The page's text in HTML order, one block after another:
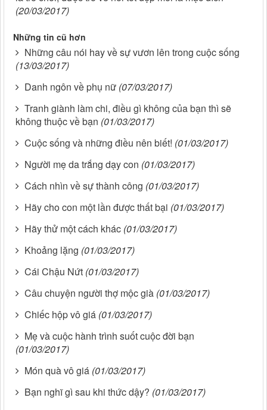
(20/03/2017)
Những tin cũ hơn
Những câu nói hay về sự vươn lên trong cuộc sống
(13/03/2017)
Danh ngôn về phụ nữ (07/03/2017)
Tranh giành làm chi, điều gì không của bạn thì sẽ
không thuộc về bạn (01/03/2017)
Cuộc sống và những điều nên biết! (01/03/2017)
Người mẹ da trắng dạy con (01/03/2017)
Cách nhìn về sự thành công (01/03/2017)
Hãy cho con một lần được thất bại (01/03/2017)
Hãy thử một cách khác (01/03/2017)
Khoảng lặng (01/03/2017)
Cái Chậu Nứt (01/03/2017)
Câu chuyện người thợ mộc già (01/03/2017)
Chiếc hộp vô giá (01/03/2017)
Mẹ và cuộc hành trình suốt cuộc đời bạn
(01/03/2017)
Món quà vô giá (01/03/2017)
Bạn nghĩ gì sau khi thức dậy? (01/03/2017)